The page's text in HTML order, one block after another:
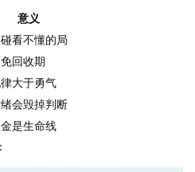
意义
看不懂的局
回收期
大于勇气
会毁掉判断
是生命线